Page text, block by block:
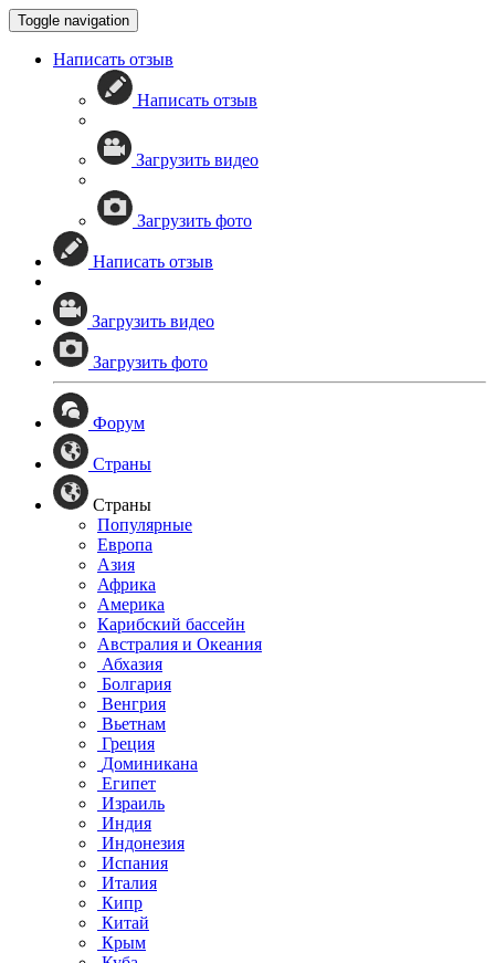
Toggle navigation
Написать отзыв
Написать отзыв
Загрузить видео
Загрузить фото
Написать отзыв
Загрузить видео
Загрузить фото
Форум
Страны
Страны
Популярные
Европа
Азия
Африка
Америка
Карибский бассейн
Австралия и Океания
Абхазия
Болгария
Венгрия
Вьетнам
Греция
Доминикана
Египет
Израиль
Индия
Индонезия
Испания
Италия
Кипр
Китай
Крым